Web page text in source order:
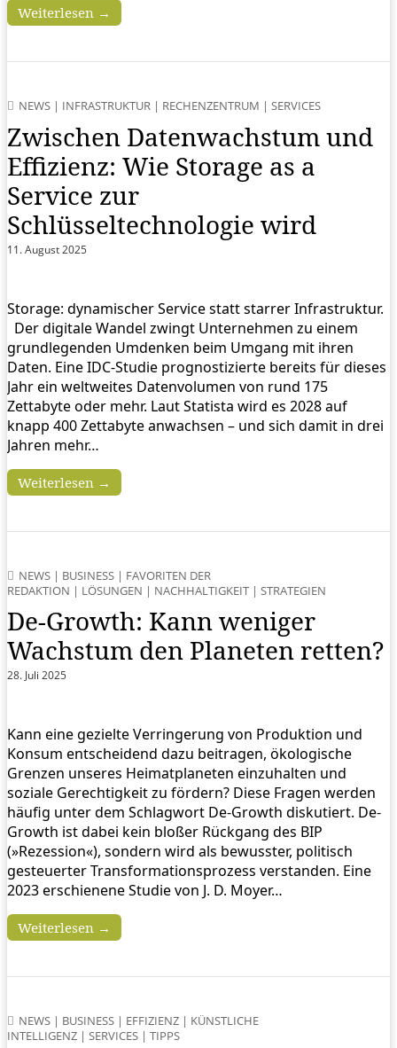
Weiterlesen →
NEWS | INFRASTRUKTUR | RECHENZENTRUM | SERVICES
Zwischen Datenwachstum und
Effizienz: Wie Storage as a
Service zur
Schlüsseltechnologie wird
11. August 2025
Storage: dynamischer Service statt starrer Infrastruktur.
Der digitale Wandel zwingt Unternehmen zu einem
grundlegenden Umdenken beim Umgang mit ihren
Daten. Eine IDC-Studie prognostizierte bereits für dieses
Jahr ein weltweites Datenvolumen von rund 175
Zettabyte oder mehr. Laut Statista wird es 2028 auf
knapp 400 Zettabyte anwachsen – und sich damit in drei
Jahren mehr…
Weiterlesen →
NEWS | BUSINESS | FAVORITEN DER
REDAKTION | LÖSUNGEN | NACHHALTIGKEIT | STRATEGIEN
De-Growth: Kann weniger
Wachstum den Planeten retten?
28. Juli 2025
Kann eine gezielte Verringerung von Produktion und
Konsum entscheidend dazu beitragen, ökologische
Grenzen unseres Heimatplaneten einzuhalten und
soziale Gerechtigkeit zu fördern? Diese Fragen werden
häufig unter dem Schlagwort De-Growth diskutiert. De-
Growth ist dabei kein bloßer Rückgang des BIP
(»Rezession«), sondern wird als bewusster, politisch
gesteuerter Transformationsprozess verstanden. Eine
2023 erschienene Studie von J. D. Moyer…
Weiterlesen →
NEWS | BUSINESS | EFFIZIENZ | KÜNSTLICHE
INTELLIGENZ | SERVICES | TIPPS